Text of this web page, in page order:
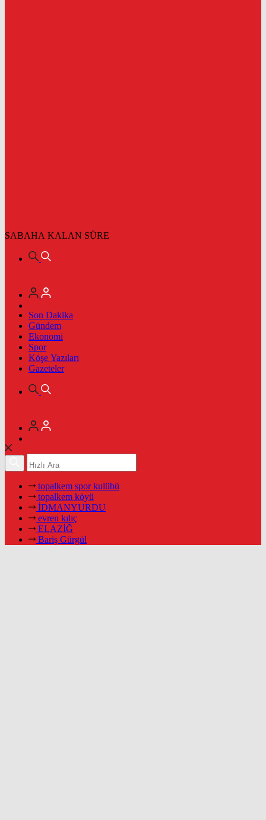
SABAHA KALAN SÜRE
Son Dakika
Gündem
Ekonomi
Spor
Köşe Yazıları
Gazeteler
topalkem spor kulübü
topalkem köyü
İDMANYURDU
evren kılıç
ELAZİĞ
Bariş Gürgül